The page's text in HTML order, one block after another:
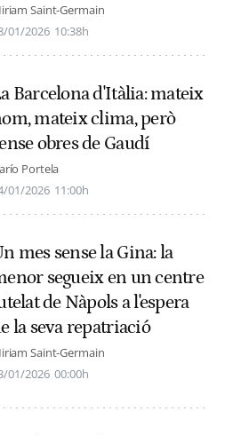
Saint-Germain
01/2026 10:38h
Barcelona d'Itàlia: mateix
mateix clima, però
obres de Gaudí
Portela
01/2026 11:00h
mes sense la Gina: la
segueix en un centre
de Nàpols a l'espera
la seva repatriació
Saint-Germain
01/2026 00:00h